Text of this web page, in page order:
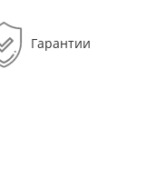
Гарантии